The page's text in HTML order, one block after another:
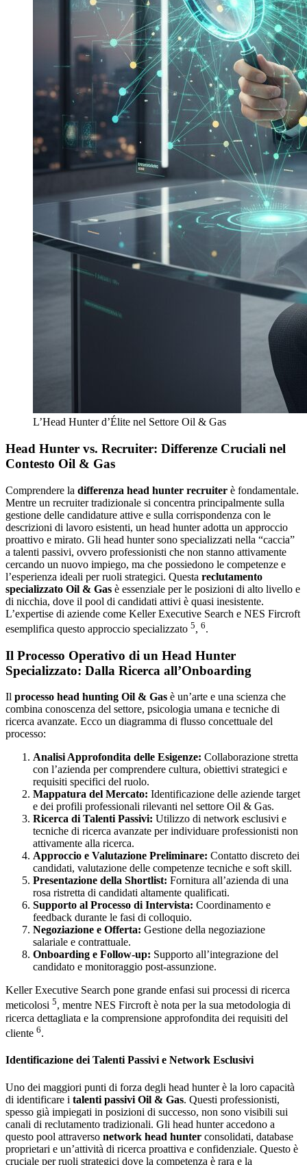
L’Head Hunter d’Élite nel Settore Oil & Gas
Head Hunter vs. Recruiter: Differenze Cruciali nel
Contesto Oil & Gas
Comprendere la differenza head hunter recruiter è fondamentale.
Mentre un recruiter tradizionale si concentra principalmente sulla
gestione delle candidature attive e sulla corrispondenza con le
descrizioni di lavoro esistenti, un head hunter adotta un approccio
proattivo e mirato. Gli head hunter sono specializzati nella “caccia”
a talenti passivi, ovvero professionisti che non stanno attivamente
cercando un nuovo impiego, ma che possiedono le competenze e
l’esperienza ideali per ruoli strategici. Questa reclutamento
specializzato Oil & Gas è essenziale per le posizioni di alto livello e
di nicchia, dove il pool di candidati attivi è quasi inesistente.
L’expertise di aziende come Keller Executive Search e NES Fircroft
esemplifica questo approccio specializzato 5, 6.
Il Processo Operativo di un Head Hunter
Specializzato: Dalla Ricerca all’Onboarding
Il processo head hunting Oil & Gas è un’arte e una scienza che
combina conoscenza del settore, psicologia umana e tecniche di
ricerca avanzate. Ecco un diagramma di flusso concettuale del
processo:
Analisi Approfondita delle Esigenze: Collaborazione stretta
con l’azienda per comprendere cultura, obiettivi strategici e
requisiti specifici del ruolo.
Mappatura del Mercato: Identificazione delle aziende target
e dei profili professionali rilevanti nel settore Oil & Gas.
Ricerca di Talenti Passivi: Utilizzo di network esclusivi e
tecniche di ricerca avanzate per individuare professionisti non
attivamente alla ricerca.
Approccio e Valutazione Preliminare: Contatto discreto dei
candidati, valutazione delle competenze tecniche e soft skill.
Presentazione della Shortlist: Fornitura all’azienda di una
rosa ristretta di candidati altamente qualificati.
Supporto al Processo di Intervista: Coordinamento e
feedback durante le fasi di colloquio.
Negoziazione e Offerta: Gestione della negoziazione
salariale e contrattuale.
Onboarding e Follow-up: Supporto all’integrazione del
candidato e monitoraggio post-assunzione.
Keller Executive Search pone grande enfasi sui processi di ricerca
meticolosi 5, mentre NES Fircroft è nota per la sua metodologia di
ricerca dettagliata e la comprensione approfondita dei requisiti del
cliente 6.
Identificazione dei Talenti Passivi e Network Esclusivi
Uno dei maggiori punti di forza degli head hunter è la loro capacità
di identificare i talenti passivi Oil & Gas. Questi professionisti,
spesso già impiegati in posizioni di successo, non sono visibili sui
canali di reclutamento tradizionali. Gli head hunter accedono a
questo pool attraverso network head hunter consolidati, database
proprietari e un’attività di ricerca proattiva e confidenziale. Questo è
cruciale per ruoli strategici dove la competenza è rara e la